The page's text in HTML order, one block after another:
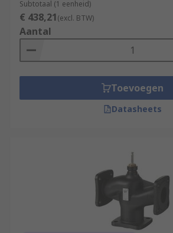
Subtotaal (1 eenheid)
€ 438,21(excl. BTW)
Aantal
Toevoegen
Datasheets